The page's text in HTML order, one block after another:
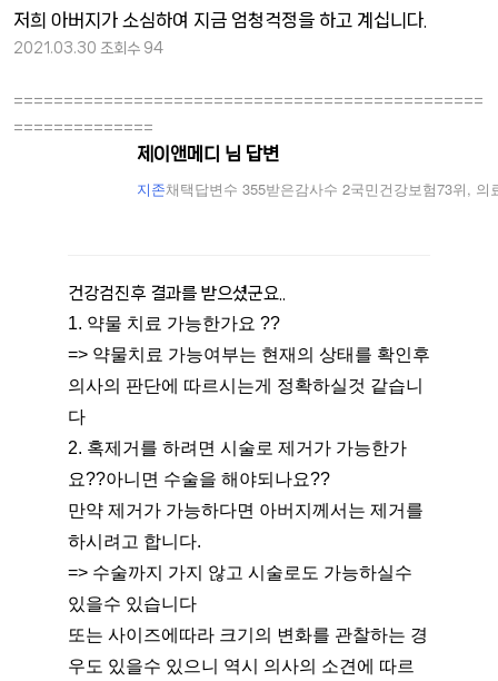
저희 아버지가 소심하여 지금 엄청걱정을 하고 계십니다.
2021.03.30 조회수 94
===============================================
==============
제이앤메디 님 답변
지존채택답변수 355받은감사수 2국민건강보험73위,
건강검진후 결과를 받으셨군요..
1. 약물 치료 가능한가요 ??
=> 약물치료 가능여부는 현재의 상태를 확인후
의사의 판단에 따르시는게 정확하실것 같습니
다
2. 혹제거를 하려면 시술로 제거가 가능한가
요??아니면 수술을 해야되나요??
만약 제거가 가능하다면 아버지께서는 제거를
하시려고 합니다.
=> 수술까지 가지 않고 시술로도 가능하실수
있을수 있습니다
또는 사이즈에따라 크기의 변화를 관찰하는 경
우도 있을수 있으니 역시 의사의 소견에 따르